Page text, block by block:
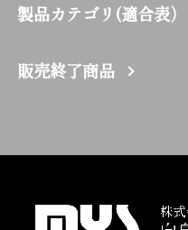
製品カテゴリ(適合表）
販売終了商品